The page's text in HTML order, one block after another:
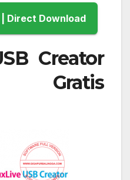
Download Terbaru | Direct Download
Creator
Gratis